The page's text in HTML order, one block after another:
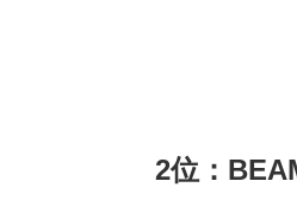
2位：